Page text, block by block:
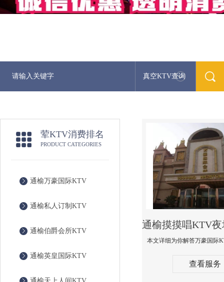
真空KTV查询 最新荤
荤KTV消费排名
PRODUCT CATEGORIES
通榆万豪国际KTV
通榆私人订制KTV
通榆伯爵会所KTV
通榆英皇国际KTV
查看服务